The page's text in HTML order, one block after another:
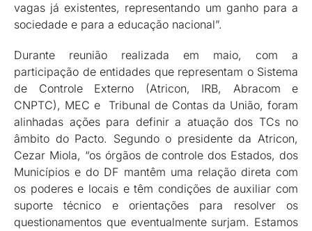
vagas já existentes, representando um ganho para a
sociedade e para a educação nacional”.
Durante reunião realizada em maio, com a
participação de entidades que representam o Sistema
de Controle Externo (Atricon, IRB, Abracom e
CNPTC), MEC e Tribunal de Contas da União, foram
alinhadas ações para definir a atuação dos TCs no
âmbito do Pacto. Segundo o presidente da Atricon,
Cezar Miola, “os órgãos de controle dos Estados, dos
Municípios e do DF mantêm uma relação direta com
os poderes e locais e têm condições de auxiliar com
suporte técnico e orientações para resolver os
questionamentos que eventualmente surjam. Estamos